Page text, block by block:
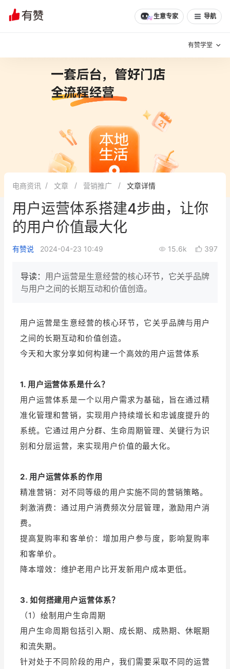
生意专家 导航
有赞学堂
增长方法
有赞专家说
新零售最佳实践
面对面聊增长
新零售大会 新零售茶会
增长产品指南
产品更新动态 帮助中心
品牌消费观
培训课程
增长俱乐部
增长俱乐部 有赞商盟
商家社区
合作共进
认证服务商 设计服务商
文章 问诊 分享
电商资讯 文章 营销推广 文章详情
用户运营体系搭建4步曲，让你
的用户价值最大化
有赞说 2024-04-23 10:49 15.6k 397
导读： 用户运营是生意经营的核心环节，它关乎品牌
与用户之间的长期互动和价值创造。
用户运营是生意经营的核心环节，它关乎品牌与用户
之间的长期互动和价值创造。
今天和大家分享如何构建一个高效的用户运营体系
1. 用户运营体系是什么？
用户运营体系是一个以用户需求为基础，旨在通过精
准化管理和营销，实现用户持续增长和忠诚度提升的
系统。它通过用户分群、生命周期管理、关键行为识
别和分层运营，来实现用户价值的最大化。
2. 用户运营体系的作用
精准营销：对不同等级的用户实施不同的营销策略。
刺激消费：通过用户消费频次分层管理，激励用户消
费。
提高复购率和客单价：增加用户参与度，影响复购率
和客单价。
降本增效：维护老用户比开发新用户成本更低。
3. 如何搭建用户运营体系？
（1）绘制用户生命周期
用户生命周期包括引入期、成长期、成熟期、休眠期
和流失期。
针对处于不同阶段的用户，我们需要采取不同的运营